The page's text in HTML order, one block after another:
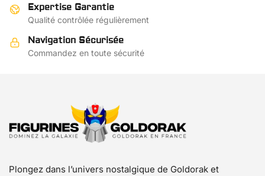
la
page
du
produit
Expertise Garantie
Qualité contrôlée régulièrement
Navigation Sécurisée
Commandez en toute sécurité
Plongez dans l’univers nostalgique de Goldorak et